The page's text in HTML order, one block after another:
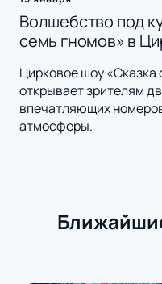
Волшебство под
семь гномов» в
Цирковое шоу «Сказка
открывает зрителям
впечатляющих
атмосферы.